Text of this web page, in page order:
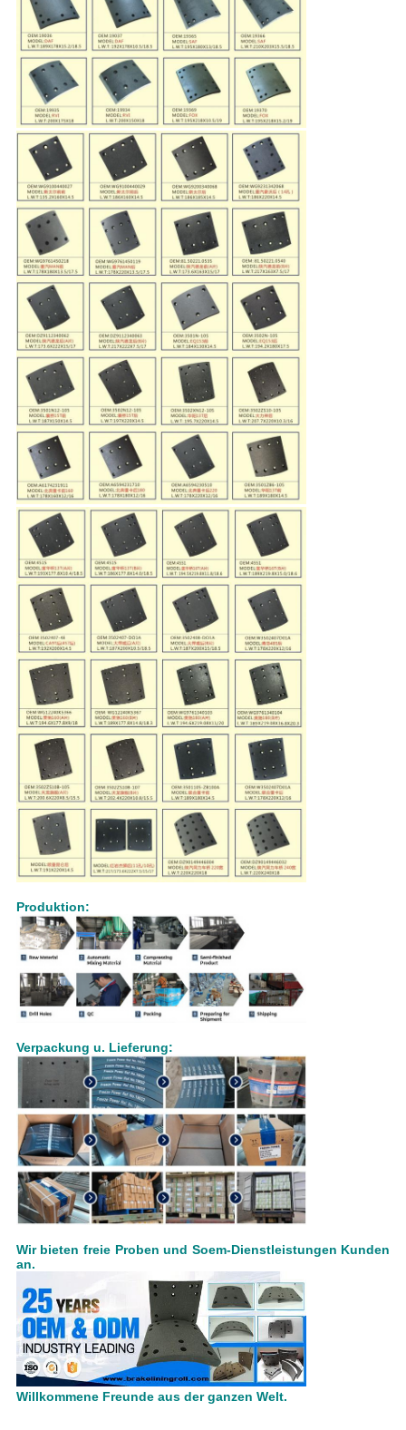
Produktion:
Verpackung u. Lieferung:
Wir bieten freie Proben und Soem-Dienstleistungen Kunden
an.
Willkommene Freunde aus der ganzen Welt.